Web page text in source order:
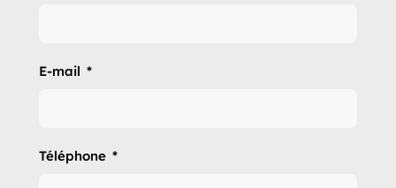
E-mail
Téléphone